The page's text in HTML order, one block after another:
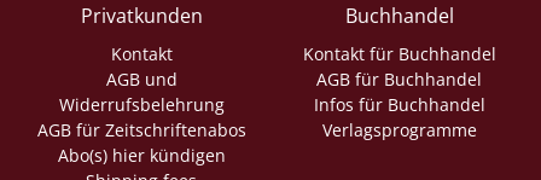
Privatkunden
Kontakt
AGB und
Widerrufsbelehrung
AGB für Zeitschriftenabos
Abo(s) hier kündigen
Buchhandel
Kontakt für Buchhandel
AGB für Buchhandel
Infos für Buchhandel
Verlagsprogramme